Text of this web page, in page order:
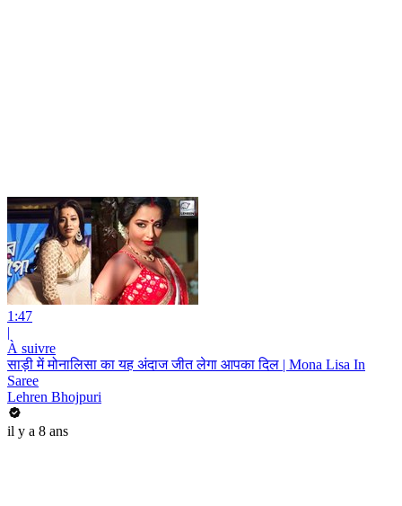
1:47
|
À suivre
साड़ी में मोनालिसा का यह अंदाज जीत लेगा आपका दिल | Mona Lisa In
Saree
Lehren Bhojpuri
il y a 8 ans